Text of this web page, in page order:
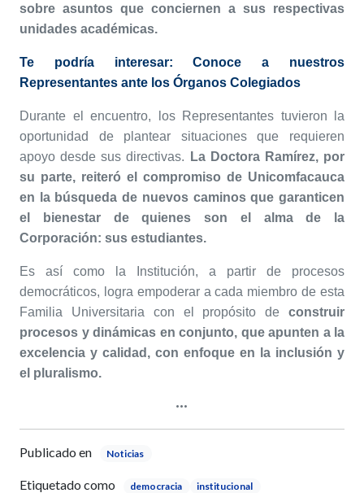
sobre asuntos que conciernen a sus respectivas
unidades académicas.
Te podría interesar:Conoce a nuestros
Representantes ante los Órganos Colegiados
Durante el encuentro, los Representantes tuvieron la
oportunidad de plantear situaciones que requieren
apoyo desde sus directivas.
La Doctora Ramírez, por
su parte, reiteró el compromiso de Unicomfacauca
en la búsqueda de nuevos caminos que garanticen
el bienestar de quienes son el alma de la
Corporación: sus estudiantes.
Es así como la Institución, a partir de procesos
democráticos, logra empoderar a cada miembro de esta
Familia Universitaria con el propósito de construir
procesos y dinámicas en conjunto, que apunten a la
excelencia y calidad, con enfoque en la inclusión y
el pluralismo.
Publicado en Noticias
Etiquetado como democracia
institucional